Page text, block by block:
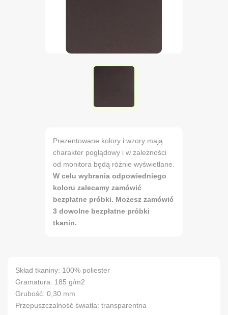
Prezentowane kolory i wzory mają
charakter poglądowy i w zależności
od monitora będą różnie wyświetlane.
W celu wybrania odpowiedniego
koloru zalecamy zamówić
bezpłatne próbki. Możesz zamówić
3 dowolne bezpłatne próbki
tkanin.
Skład tkaniny: 100% poliester
Gramatura: 185 g/m2
Grubość: 0,30 mm
Przepuszczalność światła: transparentna